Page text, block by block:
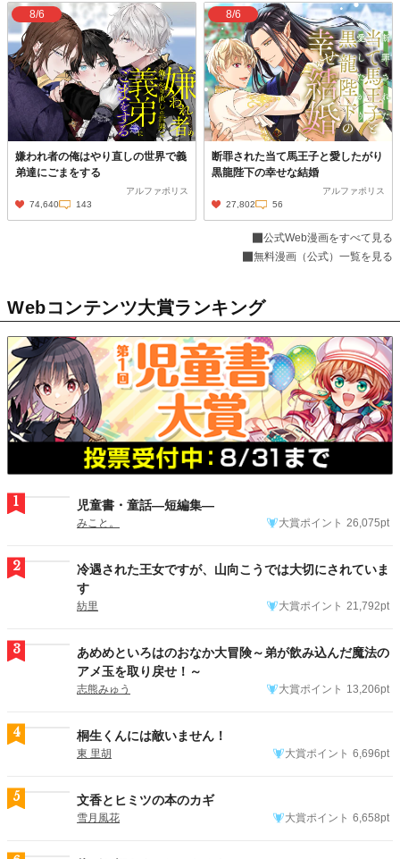
8/6
嫌われ者の俺はやり直しの世界で義
弟達にごまをする
アルファポリス
74,640
143
8/6
断罪された当て馬王子と愛したがり
黒龍陛下の幸せな結婚
アルファポリス
27,802
56
公式Web漫画をすべて見る
無料漫画（公式）一覧を見る
Webコンテンツ大賞ランキング
1 児童書・童話―短編集―
みこと。 大賞ポイント 26,075pt
2
冷遇された王女ですが、山向こうでは大切にされていま
す
紡里 大賞ポイント 21,792pt
3
あめめといろはのおなか大冒険～弟が飲み込んだ魔法の
アメ玉を取り戻せ！～
志熊みゅう 大賞ポイント 13,206pt
4 桐生くんには敵いません！
東 里胡 大賞ポイント 6,696pt
5 文香とヒミツの本のカギ
雪月風花 大賞ポイント 6,658pt